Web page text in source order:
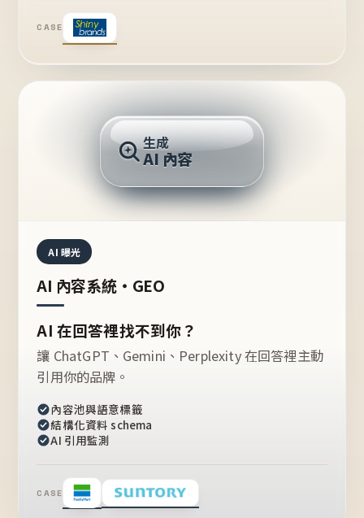
CASE
推薦的台灣品牌？
生成
AI 內容
AI 曝光
AI 內容系統・GEO
AI 在回答裡找不到你？
讓 ChatGPT、Gemini、Perplexity 在回答裡主動
引用你的品牌。
內容池與語意標籤
結構化資料 schema
AI 引用監測
CASE